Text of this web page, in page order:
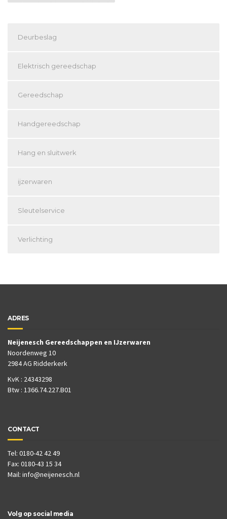
Deurbeslag
Elektrisch gereedschap
Gereedschap
Handgereedschap
Hang en sluitwerk
ijzerwaren
Sleutelservice
Verlichting
ADRES
Neijenesch Gereedschappen en IJzerwaren
Noordenweg 10
2984 AG Ridderkerk
KvK : 24343298
Btw : 1366.74.227.B01
CONTACT
Tel: 0180-42 42 49
Fax: 0180-43 15 34
Mail: info@neijenesch.nl
Volg op social media